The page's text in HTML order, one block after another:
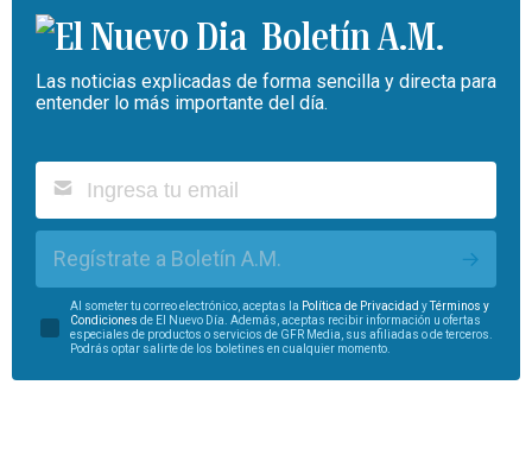
Boletín A.M.
Las noticias explicadas de forma sencilla y directa para
entender lo más importante del día.
Regístrate a Boletín A.M.
Al someter tu correo electrónico, aceptas la Política de Privacidad yTérminos y
Condiciones de El Nuevo Día. Además, aceptas recibir información u ofertas
especiales de productos o servicios de GFR Media, sus afiliadas o de terceros.
Podrás optar salirte de los boletines en cualquier momento.